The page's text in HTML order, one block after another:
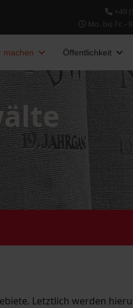
+49
Mo. bis Fr. -
machen Öffentlichkeit
Letztlich werden